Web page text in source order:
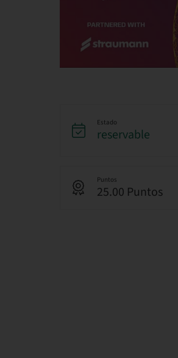
Estado
reservable
Puntos
25.00 Puntos